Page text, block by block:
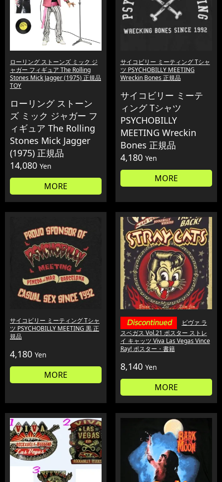
ローリング ストーンズ ミック ジ
ャガー フィギュア The Rolling
Stones Mick Jagger (1975) 正規品
TOY
ローリング ストーン
ズ ミック ジャガー フ
ィギュア The Rolling
Stones Mick Jagger
(1975) 正規品
14,080 Yen
MORE
サイコビリー ミーティング Tシャ
ツ PSYCHOBILLY MEETING
Wreckin Bones 正規品
サイコビリー ミーテ
ィング Tシャツ
PSYCHOBILLY
MEETING Wreckin
Bones 正規品
4,180 Yen
MORE
サイコビリー ミーティング Tシャ
ツ PSYCHOBILLY MEETING 黒 正
規品
4,180 Yen
MORE
ビヴァ ラ
スベガス Vol.21 ポスター ストレ
イ キャッツ Viva Las Vegas Vince
Ray! ポスター・書籍
8,140 Yen
MORE